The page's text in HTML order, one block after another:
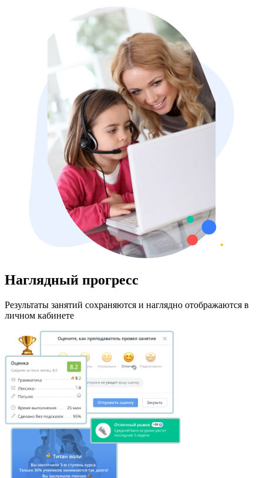
Наглядный прогресс
Результаты занятий сохраняются и наглядно отображаются в
личном кабинете